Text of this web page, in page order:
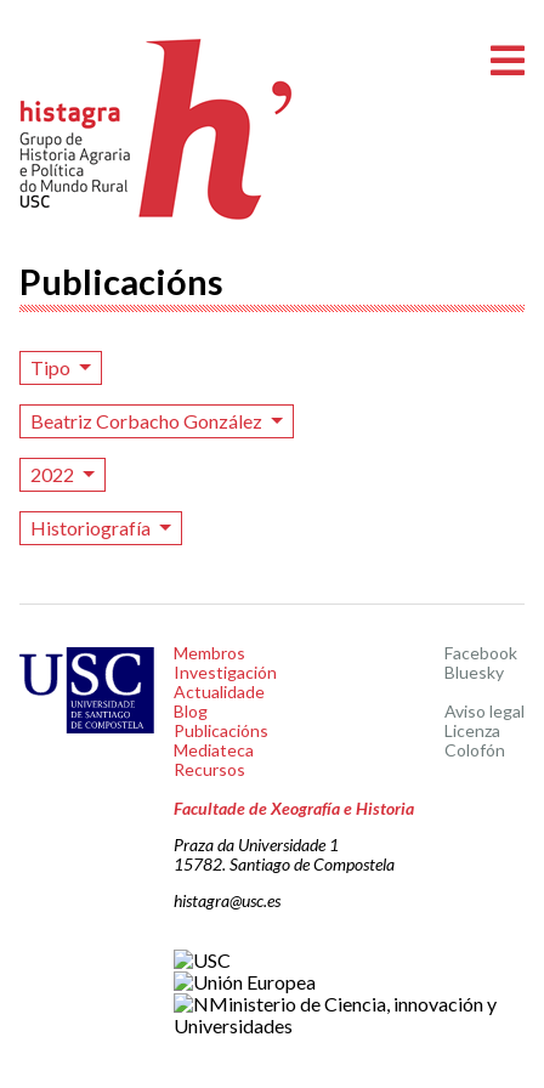
Publicacións
Tipo
Beatriz Corbacho González
2022
Historiografía
Membros
Investigación
Actualidade
Blog
Publicacións
Mediateca
Recursos
Facebook
Bluesky
Aviso legal
Licenza
Colofón
Facultade de Xeografía e Historia
Praza da Universidade 1
15782. Santiago de Compostela
histagra@usc.es